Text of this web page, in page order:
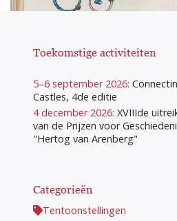
Toekomstige activiteiten
5–6 september 2026:
Castles, 4de editie
4 december 2026: XVIIIde
van de Prijzen voor
"Hertog van Arenberg"
Categorieën
Tentoonstellingen